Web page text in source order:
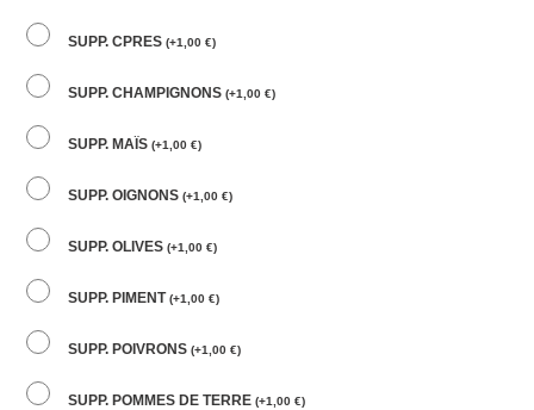
SUPP. CPRES(+1,00€)
SUPP. CHAMPIGNONS(+1,00€)
SUPP. MAÏS(+1,00€)
SUPP. OIGNONS(+1,00€)
SUPP. OLIVES(+1,00€)
SUPP. PIMENT(+1,00€)
SUPP. POIVRONS(+1,00€)
SUPP. POMMES DE TERRE(+1,00€)